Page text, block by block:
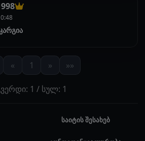
« 1 » »»
1 / სულ: 1
საიტის შესახებ